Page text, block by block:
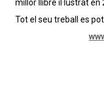
millor llibre il·lustrat en
Tot el seu treball es